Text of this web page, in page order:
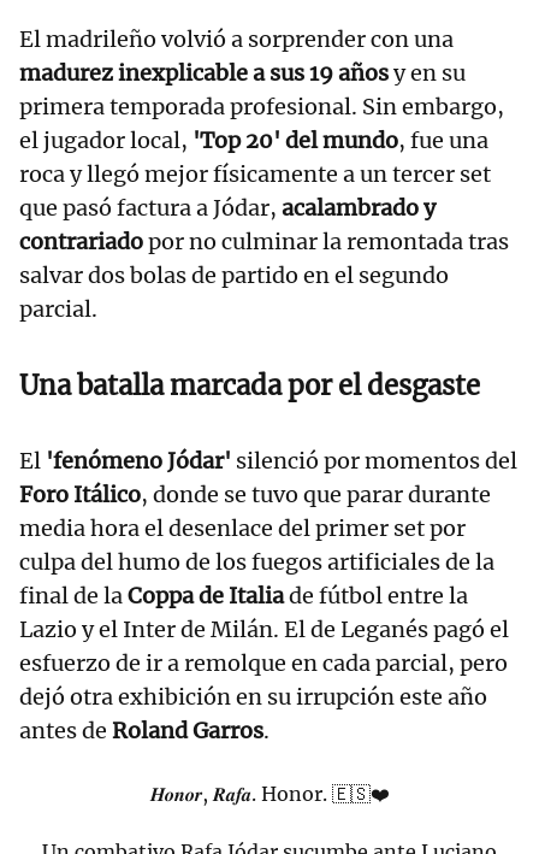
El madrileño volvió a sorprender con una
madurez inexplicable a sus 19 añosy en su
primera temporada profesional. Sin embargo,
el jugador local, 'Top 20' del mundo, fue una
roca y llegó mejor físicamente a un tercer set
que pasó factura a Jódar, acalambrado y
contrariadopor no culminar la remontada tras
salvar dos bolas de partido en el segundo
parcial.
Una batalla marcada por el desgaste
El 'fenómeno Jódar' silenció por momentos del
Foro Itálico, donde se tuvo que parar durante
media hora el desenlace del primer set por
culpa del humo de los fuegos artificiales de la
final de laCoppa de Italiade fútbol entre la
Lazio y el Inter de Milán. El de Leganés pagó el
esfuerzo de ir a remolque en cada parcial, pero
dejó otra exhibición en su irrupción este año
antes de Roland Garros.
𝑯𝒐𝒏𝒐𝒓, 𝑹𝒂𝒇𝒂. Honor. 🇪🇸❤️